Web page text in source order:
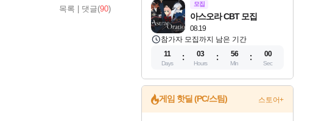
목록 댓글(90)
모집
08.19
아스오라 CBT 모집
참가자 모집까지 남은 기간
11
Days
03
Hours
55
Min
59
Sec
게임 핫딜 (PC/스팀) 스토어+